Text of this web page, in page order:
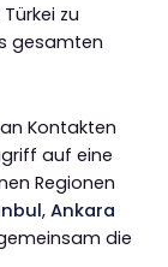
zu
gesamten
Kontakten
auf eine
Regionen
, Ankara
die